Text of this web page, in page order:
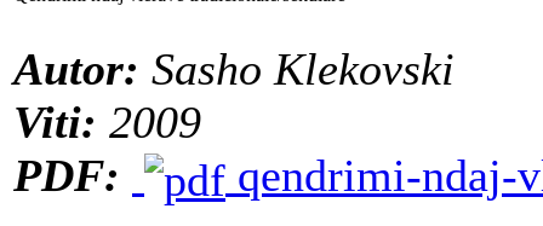
Autor: Sasho Klekovski
Viti: 2009
PDF:
qendrimi-ndaj-